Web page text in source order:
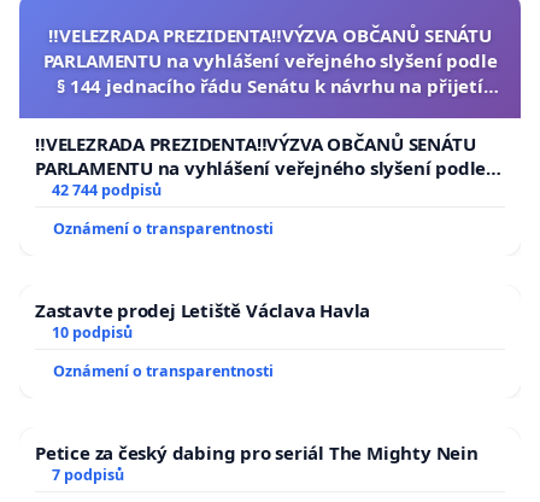
‼️VELEZRADA PREZIDENTA‼️VÝZVA OBČANŮ SENÁTU
PARLAMENTU na vyhlášení veřejného slyšení podle
§ 144 jednacího řádu Senátu k návrhu na přijetí
republiky
‼️VELEZRADA PREZIDENTA‼️VÝZVA OBČANŮ SENÁTU
PARLAMENTU na vyhlášení veřejného slyšení podle §
144 jednacího řádu Senátu k návrhu na přijetí
usnesení k podání ústavní žaloby na prezidenta
republiky
42 744 podpisů
Oznámení o transparentnosti
Zastavte prodej Letiště Václava Havla
10 podpisů
Oznámení o transparentnosti
Petice za český dabing pro seriál The Mighty Nein
7 podpisů